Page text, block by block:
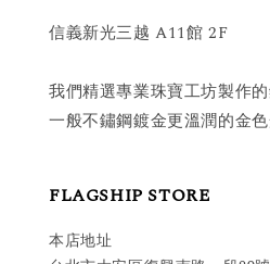
信義新光三越 A11館 2F
我們精選專業珠寶工坊製作
一般不鏽鋼鍍金更溫潤的金色
FLAGSHIP STORE
本店地址